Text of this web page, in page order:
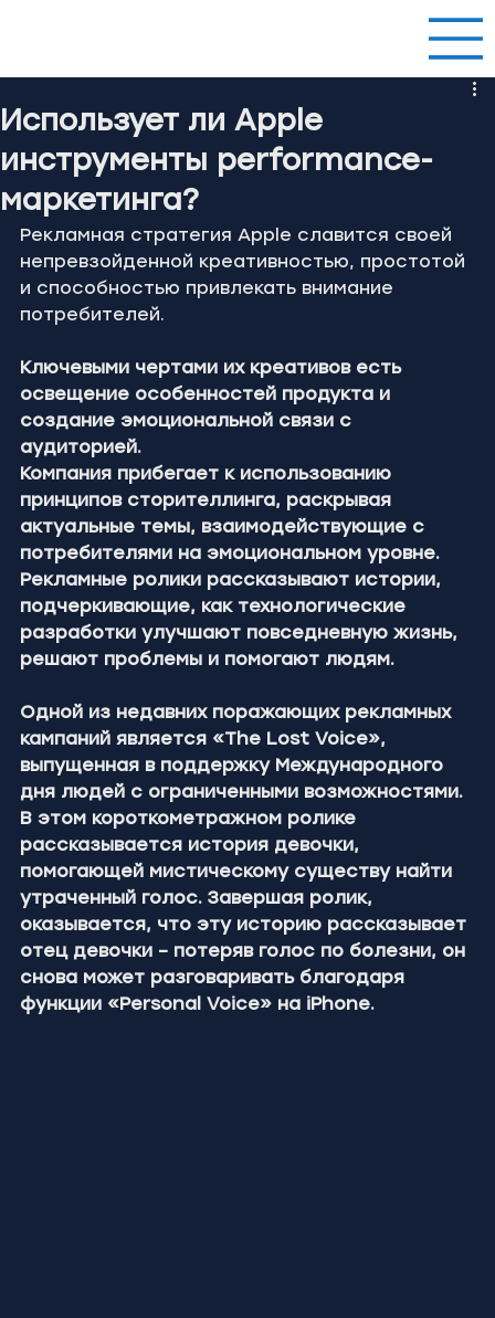
Использует ли Apple
инструменты performance-
маркетинга?
Рекламная стратегия Apple славится своей
непревзойденной креативностью, простотой
и способностью привлекать внимание
потребителей.
Ключевыми чертами их креативов есть
освещение особенностей продукта и
создание эмоциональной связи с
аудиторией.
Компания прибегает к использованию
принципов сторителлинга, раскрывая
актуальные темы, взаимодействующие с
потребителями на эмоциональном уровне.
Рекламные ролики рассказывают истории,
подчеркивающие, как технологические
разработки улучшают повседневную жизнь,
решают проблемы и помогают людям.
Одной из недавних поражающих рекламных
кампаний является «The Lost Voice»,
выпущенная в поддержку Международного
дня людей с ограниченными возможностями.
В этом короткометражном ролике
рассказывается история девочки,
помогающей мистическому существу найти
утраченный голос. Завершая ролик,
оказывается, что эту историю рассказывает
отец девочки – потеряв голос по болезни, он
снова может разговаривать благодаря
функции «Personal Voice» на iPhone.